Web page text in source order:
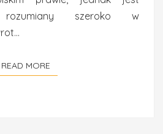
szeroko w
READ MORE